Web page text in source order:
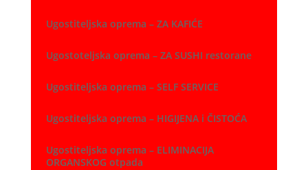
Ugostiteljska oprema – ZA KAFIĆE
Ugostoteljska oprema – ZA SUSHI restorane
Ugostiteljska oprema – SELF SERVICE
Ugostiteljska oprema – HIGIJENA i ČISTOĆA
Ugostiteljska oprema – ELIMINACIJA
ORGANSKOG otpada